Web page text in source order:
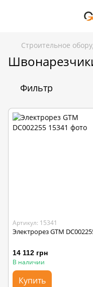
Строительное
Фильтр
Артикул: 15341
Электрорез GTM
14 112 грн
В наличии
Купить